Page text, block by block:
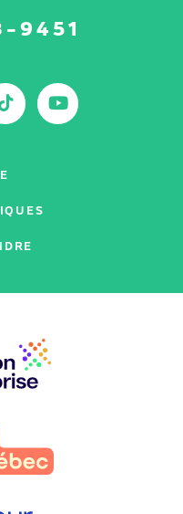
9451
TikTok